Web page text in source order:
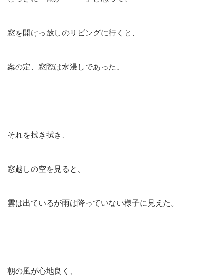
窓を開けっ放しのリビングに行くと、
案の定、窓際は水浸しであった。
それを拭き拭き、
窓越しの空を見ると、
雲は出ているが雨は降っていない様子に見えた。
朝の風が心地良く、